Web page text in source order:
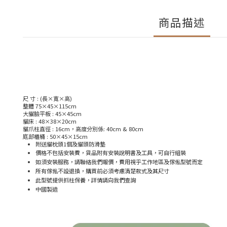
商品描述
尺 寸 : (長×寬×高)
整體 75×45×115cm
大貓臉平板 : 45×45cm
貓床 : 48×38×20cm
貓爪柱直徑 : 16cm，高度分別係: 40cm & 80cm
底部櫃桶 : 50×45×15cm
附送貓枕頭1個及貓頭防滑墊
價格不包括安裝費，貨品附有安裝說明書及工具，可自行組裝
如須安裝服務，請聯絡我們報價，費用視乎工作地區及傢俬型號而定
所有傢俬不設退換，購買前必須考慮清楚款式及其尺寸
此型號提供抓柱保養，詳情請向我們查詢
中國製造